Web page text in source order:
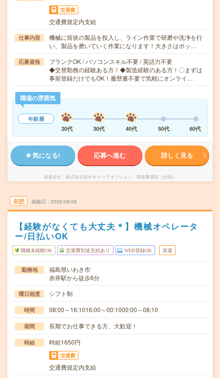
交通費
交通費規定内支給
仕事内容
機械に筒状の製品を投入し、ライン作業で研磨や洗浄を行
い、製品を磨いていく作業になります！大きさはボッ…
応募資格
ブランクOK / パソコンスキル不要 / 英語力不要
◆交替勤務の経験ある方！◆製造経験のある方！〇まずは
事前登録だけでもOK！履歴書不要で気軽にオンライ…
職場の雰囲気
年齢層
20代
30代 40代 50代 60代
気になる! 応募へ進む 詳しく見る
派遣会社 株式会社綜合キャリアオプション 製造事業部（全国）
未読 掲載日 2026/08/06
【経験がなくても大丈夫＊】機械オペレータ
ー/日払いOK
職種未経験OK 交通費別途支給あり WEB登録OK 派遣
勤務地
福島県いわき市
赤井駅から徒歩6分
曜日頻度 シフト制
時間 08:00～16:1016:00～00:1000:00～08:10
期間 長期でお仕事できる方、大歓迎！
時給 時給1650円
交通費
交通費規定内支給